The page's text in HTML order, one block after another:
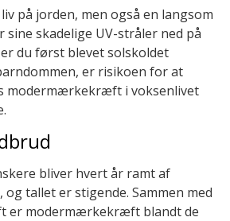
på jorden, men også en langsom
skadelige UV-stråler ned på
du først blevet solskoldet
er risikoen for at
modermærkekræft i voksenlivet
bliver hvert år ramt af
tallet er stigende. Sammen med
er modermærkekræft blandt de